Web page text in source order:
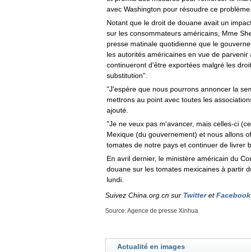
avec Washington pour résoudre ce problème.
Notant que le droit de douane avait un
sur les consommateurs américains, Mme
presse matinale quotidienne que le
les autorités américaines en vue de
continueront d'être exportées malgré les
substitution".
"J'espère que nous pourrons annoncer la
mettrons au point avec toutes les
ajouté.
"Je ne veux pas m'avancer, mais celles-ci
Mexique (du gouvernement) et nous allons
tomates de notre pays et continuer de livrer
En avril dernier, le ministère américain du
douane sur les tomates mexicaines à partir
lundi.
Suivez China.org.cn sur Twitter etFacebook
Source: Agence de presse Xinhua